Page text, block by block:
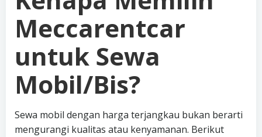
Meccarentcar
untuk Sewa
Mobil/Bis?
Sewa mobil dengan harga terjangkau bukan berarti
mengurangi kualitas atau kenyamanan. Berikut